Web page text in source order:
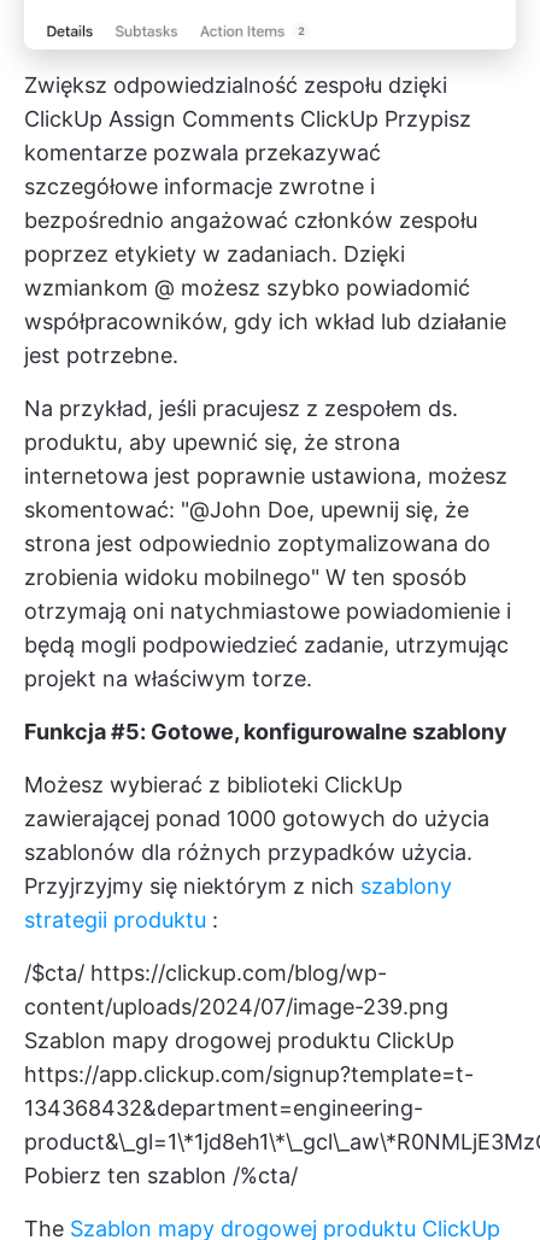
Zwiększ odpowiedzialność zespołu dzięki
ClickUp Assign Comments ClickUp Przypisz
komentarze pozwala przekazywać
szczegółowe informacje zwrotne i
bezpośrednio angażować członków zespołu
poprzez etykiety w zadaniach. Dzięki
wzmiankom @ możesz szybko powiadomić
współpracowników, gdy ich wkład lub działanie
jest potrzebne.
Na przykład, jeśli pracujesz z zespołem ds.
produktu, aby upewnić się, że strona
internetowa jest poprawnie ustawiona, możesz
skomentować: "@John Doe, upewnij się, że
strona jest odpowiednio zoptymalizowana do
zrobienia widoku mobilnego" W ten sposób
otrzymają oni natychmiastowe powiadomienie i
będą mogli podpowiedzieć zadanie, utrzymując
projekt na właściwym torze.
Funkcja #5: Gotowe, konfigurowalne szablony
Możesz wybierać z biblioteki ClickUp
zawierającej ponad 1000 gotowych do użycia
szablonów dla różnych przypadków użycia.
Przyjrzyjmy się niektórym z nich szablony
strategii produktu :
/$cta/ https://clickup.com/blog/wp-
content/uploads/2024/07/image-239.png
Szablon mapy drogowej produktu ClickUp
https://app.clickup.com/signup?template=t-
134368432&department=engineering-
Pobierz ten szablon /%cta/
The Szablon mapy drogowej produktu ClickUp